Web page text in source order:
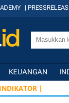
|
KEUANGAN
INDIKATOR |